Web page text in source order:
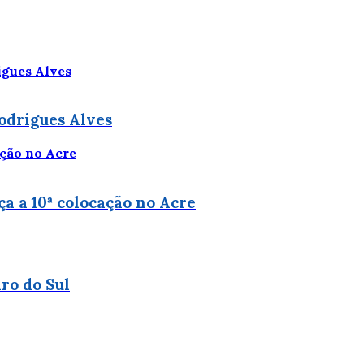
Alves
a 10ª colocação no Acre
do Sul